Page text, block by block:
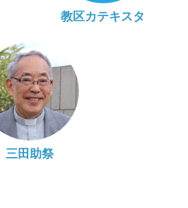
教区カテキスタ
三田助祭